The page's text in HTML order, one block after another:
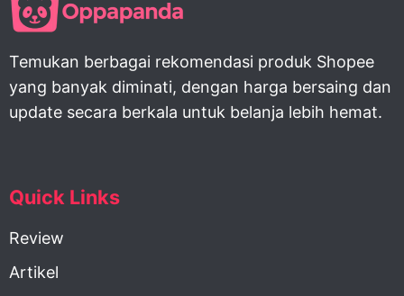
Temukan berbagai rekomendasi produk Shopee
yang banyak diminati, dengan harga bersaing dan
update secara berkala untuk belanja lebih hemat.
Quick Links
Review
Artikel